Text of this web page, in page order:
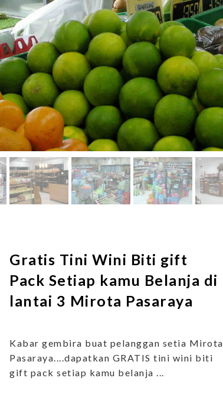
Gratis Tini Wini Biti gift
Pack Setiap kamu Belanja di
lantai 3 Mirota Pasaraya
Kabar gembira buat pelanggan setia Mirota
Pasaraya....dapatkan GRATIS tini wini biti
gift pack setiap kamu belanja ...